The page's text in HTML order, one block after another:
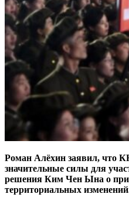
Роман Алёхин заявил, что
значительные силы для
решения Ким Чен Ына о
территориальных